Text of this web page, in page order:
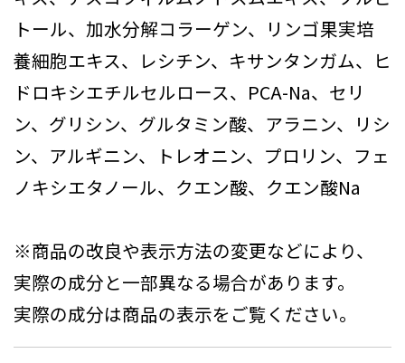
トール、加水分解コラーゲン、リンゴ果実培
養細胞エキス、レシチン、キサンタンガム、ヒ
ドロキシエチルセルロース、PCA-Na、セリ
ン、グリシン、グルタミン酸、アラニン、リシ
ン、アルギニン、トレオニン、プロリン、フェ
ノキシエタノール、クエン酸、クエン酸Na
※商品の改良や表示方法の変更などにより、
実際の成分と一部異なる場合があります。
実際の成分は商品の表示をご覧ください。